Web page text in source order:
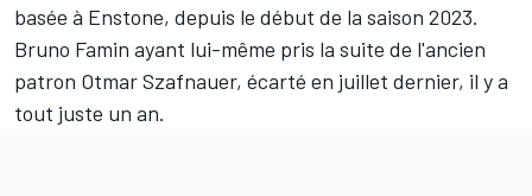
basée à Enstone, depuis le début de la saison 2023.
Bruno Famin ayant lui-même pris la suite de l'ancien
patron Otmar Szafnauer, écarté en juillet dernier, il y a
tout juste un an.